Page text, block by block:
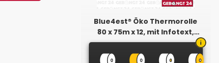
Blue4est® Öko Thermorolle
80 x 75m x 12, mit Infotext,
Plastikfrei